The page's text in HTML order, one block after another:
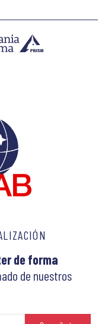
de forma
de nuestros